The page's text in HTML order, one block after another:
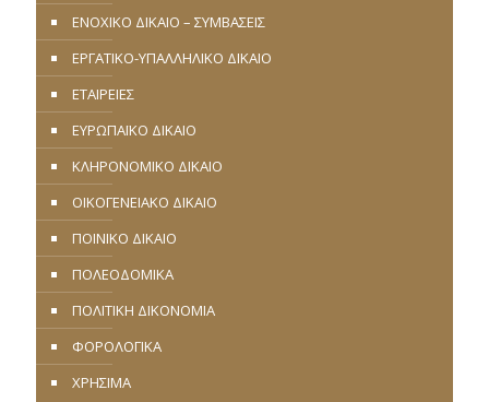
ΕΝΟΧΙΚΟ ΔΙΚΑΙΟ – ΣΥΜΒΑΣΕΙΣ
ΕΡΓΑΤΙΚΟ-ΥΠΑΛΛΗΛΙΚΟ ΔΙΚΑΙΟ
ΕΤΑΙΡΕΙΕΣ
ΕΥΡΩΠΑΪΚΟ ΔΙΚΑΙΟ
ΚΛΗΡΟΝΟΜΙΚΟ ΔΙΚΑΙΟ
ΟΙΚΟΓΕΝΕΙΑΚΟ ΔΙΚΑΙΟ
ΠΟΙΝΙΚΟ ΔΙΚΑΙΟ
ΠΟΛΕΟΔΟΜΙΚΑ
ΠΟΛΙΤΙΚΗ ΔΙΚΟΝΟΜΙΑ
ΦΟΡΟΛΟΓΙΚΑ
ΧΡΗΣΙΜΑ